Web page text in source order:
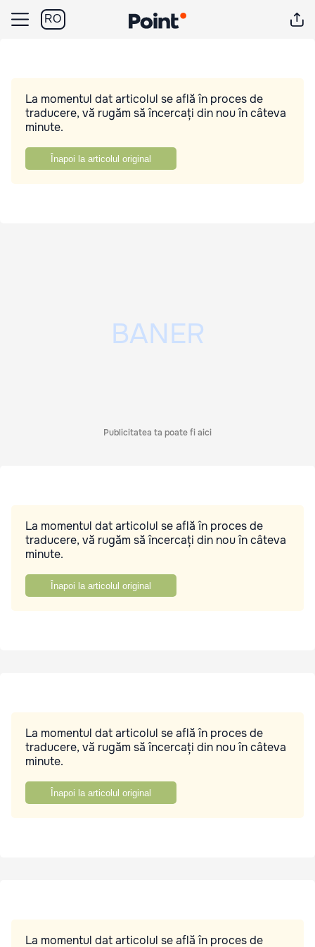
RO
La momentul dat articolul se află în proces de
traducere, vă rugăm să încercați din nou în câteva
minute.
Înapoi la articolul original
Publicitatea ta poate fi aici
La momentul dat articolul se află în proces de
traducere, vă rugăm să încercați din nou în câteva
minute.
Înapoi la articolul original
La momentul dat articolul se află în proces de
traducere, vă rugăm să încercați din nou în câteva
minute.
Înapoi la articolul original
La momentul dat articolul se află în proces de